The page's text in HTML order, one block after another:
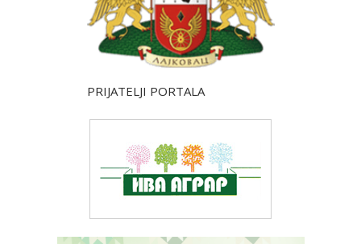
PRIJATELJI PORTALA